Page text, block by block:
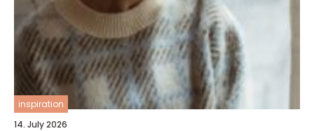
inspiration
14. July 2026